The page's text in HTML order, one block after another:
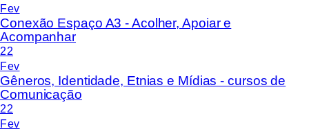
Fev
Conexão Espaço A3 - Acolher, Apoiar e
Acompanhar
22
Fev
Gêneros, Identidade, Etnias e Mídias - cursos de
Comunicação
22
Fev